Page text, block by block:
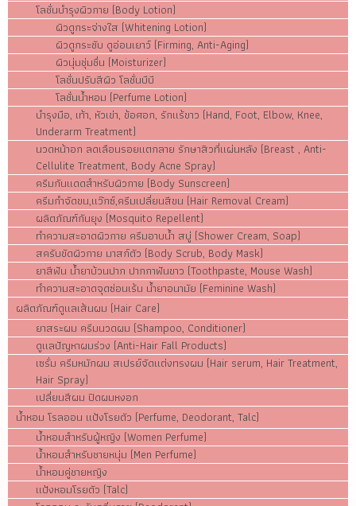
โลชั่นบำรุงผิวกาย (Body Lotion)
ผิวดูกระจ่างใส (Whitening Lotion)
ผิวดูกระชับ ดูอ่อนเยาว์ (Firming, Anti-Aging)
ผิวนุ่มชุ่มชื่น (Moisturizer)
โลชั่นปรับสีผิว โลชั่นบีบี
โลชั่นน้ำหอม (Perfume Lotion)
บำรุงมือ, เท้า, หัวเข่า, ข้อศอก, รักแร้ขาว (Hand, Foot, Elbow, Knee,
Underarm Treatment)
นวดหน้าอก ลดเลือนรอยแตกลาย รักษาสิวที่แผ่นหลัง (Breast , Anti-
Cellulite Treatment, Body Acne Spray)
ครีมกันแดดสำหรับผิวกาย (Body Sunscreen)
ครีมกำจัดขน,แว๊กซ์,ครีมเปลี่ยนสีขน (Hair Removal Cream)
ผลิตภัณฑ์กันยุง (Mosquito Repellent)
ทำความสะอาดผิวกาย ครีมอาบน้ำ สบู่ (Shower Cream, Soap)
สครับขัดผิวกาย มาสก์ตัว (Body Scrub, Body Mask)
ยาสีฟัน น้ำยาบ้วนปาก ปากกาฟันขาว (Toothpaste, Mouse Wash)
ทำความสะอาดจุดซ่อนเร้น น้ำยาอนามัย (Feminine Wash)
ผลิตภัณฑ์ดูแลเส้นผม (Hair Care)
ยาสระผม ครีมนวดผม (Shampoo, Conditioner)
ดูแลปัญหาผมร่วง (Anti-Hair Fall Products)
เซรั่ม ครีมหมักผม สเปรย์จัดแต่งทรงผม (Hair serum, Hair Treatment,
Hair Spray)
เปลี่ยนสีผม ปิดผมหงอก
น้ำหอม โรลออน แป้งโรยตัว (Perfume, Deodorant, Talc)
น้ำหอมสำหรับผู้หญิง (Women Perfume)
น้ำหอมสำหรับชายหนุ่ม (Men Perfume)
น้ำหอมคู่ชายหญิง
แป้งหอมโรยตัว (Talc)